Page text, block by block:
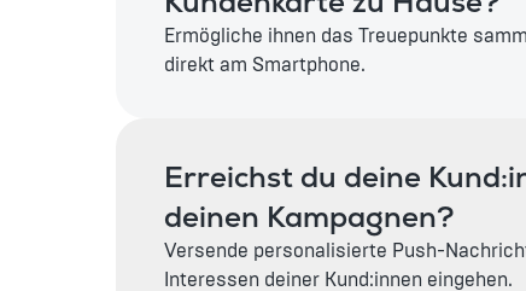
Ermögliche ihnen das Treuepunkte
direkt am Smartphone.
Erreichst du deine
deinen Kampagnen?
Versende personalisierte Push-
Interessen deiner Kund:innen eingehen.